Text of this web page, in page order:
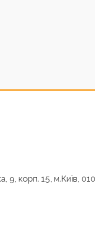
9, корп. 15, м.Київ,